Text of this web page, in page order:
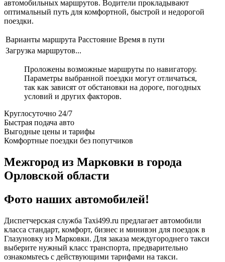
автомобильных маршрутов. Водители прокладывают
оптимальный путь для комфортной, быстрой и недорогой
поездки.
Варианты маршрута Расстояние Время в пути
Загрузка маршрутов...
Проложены возможные маршруты по навигатору.
Параметры выбранной поездки могут отличаться,
так как зависят от обстановки на дороге, погодных
условий и других факторов.
Круглосуточно 24/7
Быстрая подача авто
Выгодные цены и тарифы
Комфортные поездки без попутчиков
Межгород из Марковки в города
Орловской области
Фото наших автомобилей!
Диспетчерская служба Taxi499.ru предлагает автомобили
класса стандарт, комфорт, бизнес и минивэн для поездок в
Глазуновку из Марковки. Для заказа междугороднего такси
выберите нужный класс транспорта, предварительно
ознакомьтесь с действующими тарифами на такси.